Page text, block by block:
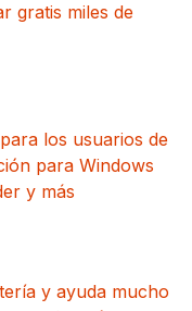
gratis miles de
los usuarios de
para Windows
y más
y ayuda mucho